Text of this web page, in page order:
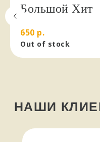
Большой Хит
650 р.
Out of stock
НАШИ КЛИЕНТЫ